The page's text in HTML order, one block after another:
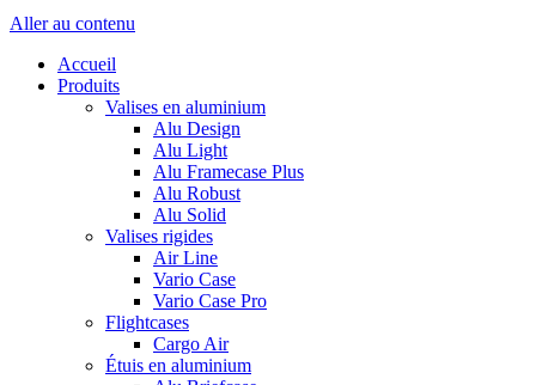
Aller au contenu
Accueil
Produits
Valises en aluminium
Alu Design
Alu Light
Alu Framecase Plus
Alu Robust
Alu Solid
Valises rigides
Air Line
Vario Case
Vario Case Pro
Flightcases
Cargo Air
Étuis en aluminium